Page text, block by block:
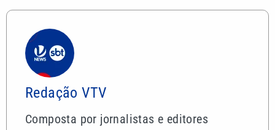
Redação VTV
Composta por jornalistas e editores